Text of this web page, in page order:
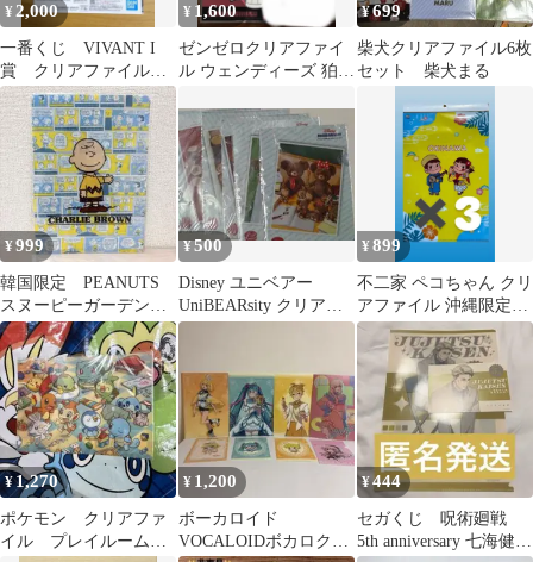
¥ 2,000
一番くじ VIVANT I
賞 クリアファイル&
ステッカー 乃木憂
助 名刺
¥ 1,600
ゼンゼロクリアファイ
ル ウェンディーズ 狛野
¥699
柴犬クリアファイル6枚
セット 柴犬まる
¥999
韓国限定 PEANUTS
スヌーピーガーデンA4
クリアファイルチャー
リーブラウン
¥500
Disney ユニベアー
UniBEARsity クリアフ
ァイル 5枚セット
¥899
不二家 ペコちゃん クリ
アファイル 沖縄限定3
枚セット
¥ 1,270
ポケモン クリアファ
イル プレイルーム
¥ 1,200
ボーカロイド
VOCALOIDボカロクリ
¥444
セガくじ 呪術廻戦
5th anniversary 七海健